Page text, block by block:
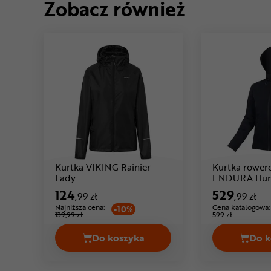
Zobacz również
Kurtka VIKING Rainier
Lady
124,99 zł
Najniższa cena:
139,99 zł -10%
Do koszyka
Kurtka VIKING Rainier Lady Cena
Kurtka
ENDURA
Waterproof
529,99 zł
Cena katalogowa:
599 zł
Do